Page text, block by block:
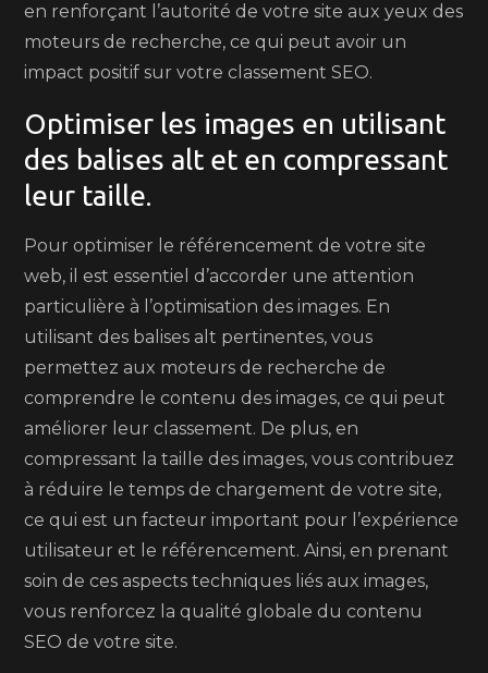
en renforçant l’autorité de votre site aux yeux des
moteurs de recherche, ce qui peut avoir un
impact positif sur votre classement SEO.
Optimiser les images en utilisant
des balises alt et en compressant
leur taille.
Pour optimiser le référencement de votre site
web, il est essentiel d’accorder une attention
particulière à l’optimisation des images. En
utilisant des balises alt pertinentes, vous
permettez aux moteurs de recherche de
comprendre le contenu des images, ce qui peut
améliorer leur classement. De plus, en
compressant la taille des images, vous contribuez
à réduire le temps de chargement de votre site,
ce qui est un facteur important pour l’expérience
utilisateur et le référencement. Ainsi, en prenant
soin de ces aspects techniques liés aux images,
vous renforcez la qualité globale du contenu
SEO de votre site.